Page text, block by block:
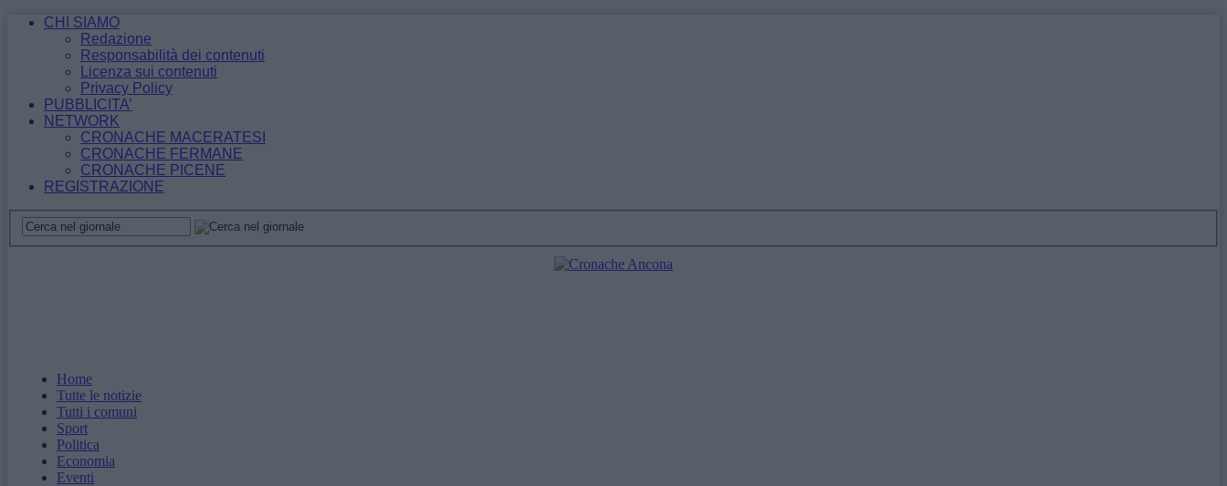
CHI SIAMO
Redazione
Responsabilità dei contenuti
Licenza sui contenuti
Privacy Policy
PUBBLICITA’
NETWORK
CRONACHE MACERATESI
CRONACHE FERMANE
CRONACHE PICENE
REGISTRAZIONE
Home
Tutte le notizie
Tutti i comuni
Sport
Politica
Economia
Eventi